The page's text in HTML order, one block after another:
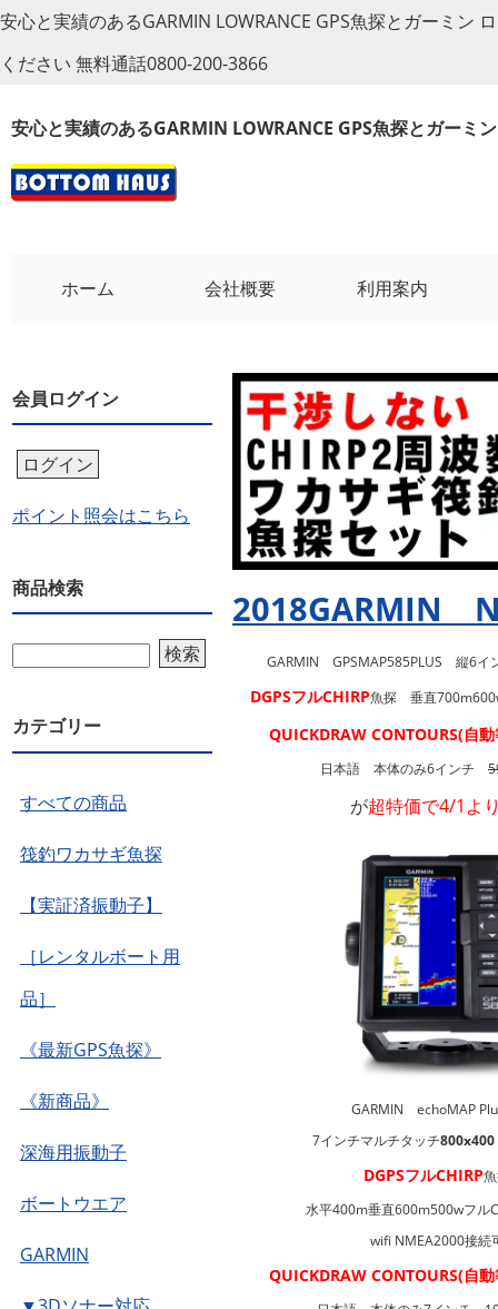
安心と実績のあるGARMIN LOWRANCE GPS魚探とガーミン
ください 無料通話0800-200-3866
安心と実績のあるGARMIN LOWRANCE GPS魚探とガーミ
ホーム 会社概要 利用案内
会員ログイン
ログイン
ポイント照会はこちら
商品検索
検索
カテゴリー
すべての商品
筏釣ワカサギ魚探
【実証済振動子】
［レンタルボート用
品］
《最新GPS魚探》
《新商品》
深海用振動子
ボートウエア
GARMIN
2018GARMIN
GARMIN GPSMAP585PLUS 縦6イ
DGPSフルCHIRP魚探 垂直
QUICKDRAW CONTOURS(自
日本語 本体のみ6インチ
が超特価で4/1よ
GARMIN echoMAP
​7インチマルチタッチ800x400
DGPSフルCHIRP
水平400m垂直600m500wフル
wifi NMEA2000接続
QUICKDRAW CONTOURS(自